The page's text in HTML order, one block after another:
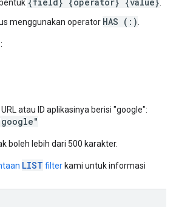
menggunakan operator HAS (:)
atau ID aplikasinya berisi "google":
boleh lebih dari 500 karakter.
LIST filter kami untuk informasi